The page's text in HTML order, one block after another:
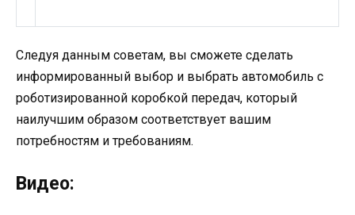
Следуя данным советам, вы сможете сделать
информированный выбор и выбрать автомобиль с
роботизированной коробкой передач, который
наилучшим образом соответствует вашим
потребностям и требованиям.
Видео: